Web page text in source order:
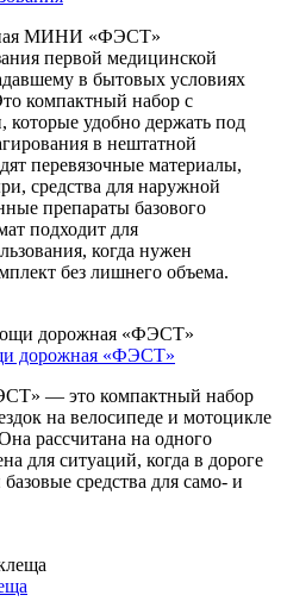
МИНИ «ФЭСТ»
первой медицинской
в бытовых условиях
компактный набор с
которые удобно держать под
в нештатной
перевязочные материалы,
средства для наружной
препараты базового
подходит для
когда нужен
без лишнего объема.
дорожная «ФЭСТ»
— это компактный набор
на велосипеде и мотоцикле
рассчитана на одного
для ситуаций, когда в дороге
средства для само- и